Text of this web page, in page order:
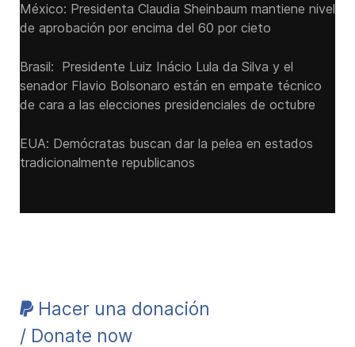
México: Presidenta Claudia Sheinbaum mantiene nivel
de aprobación por encima del 60 por cieto
Brasil: Presidente Luiz Inácio Lula da Silva y el
senador Flavio ‌Bolsonaro están en empate técnico
de cara a las ‌elecciones presidenciales de octubre
EUA: Demócratas buscan dar la pelea en estados
tradicionalmente republicanos
Hacer una donación
/ Donate now